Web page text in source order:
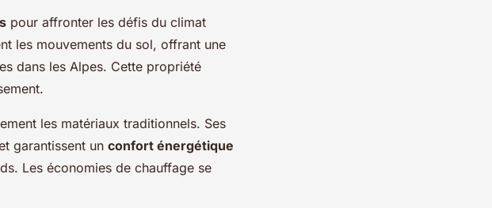
pour affronter les défis du climat
les mouvements du sol, offrant une
dans les Alpes. Cette propriété
les matériaux traditionnels. Ses
garantissent un confort énergétique
Les économies de chauffage se